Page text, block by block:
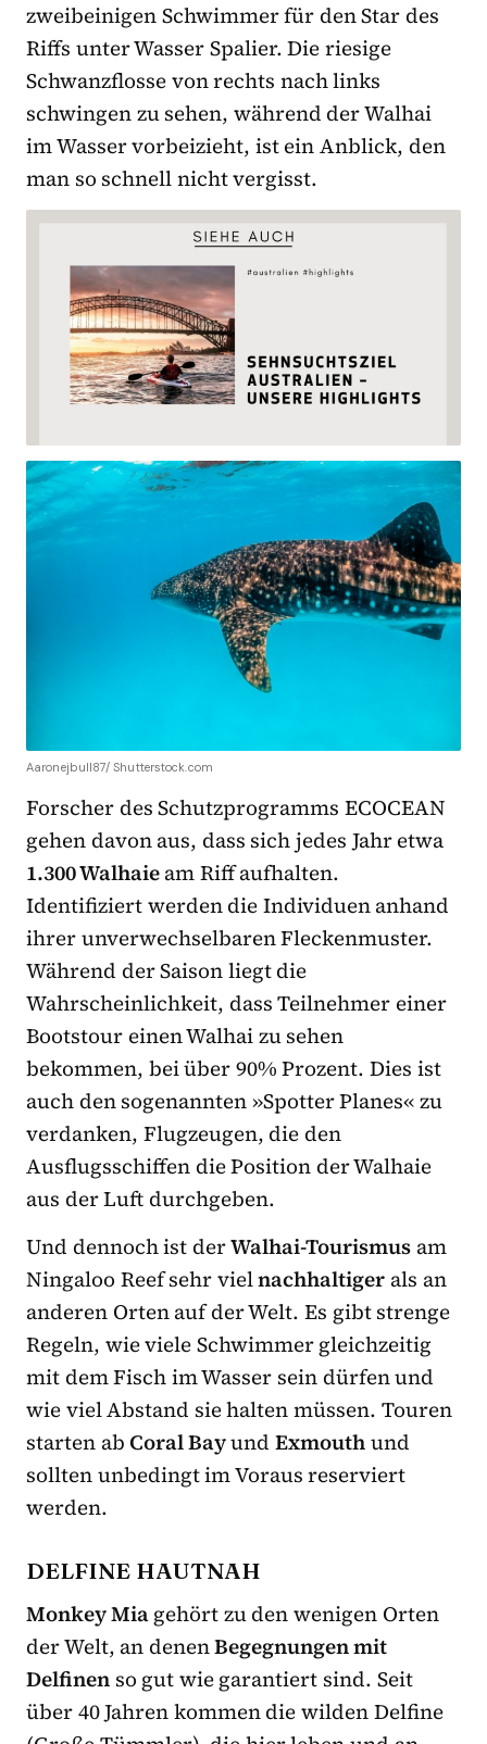
zweibeinigen Schwimmer für den Star des
Riffs unter Wasser Spalier. Die riesige
Schwanzflosse von rechts nach links
schwingen zu sehen, während der Walhai
im Wasser vorbeizieht, ist ein Anblick, den
man so schnell nicht vergisst.
Aaronejbull87/ Shutterstock.com
Forscher des Schutzprogramms ECOCEAN
gehen davon aus, dass sich jedes Jahr etwa
1.300 Walhaieam Riff aufhalten.
Identifiziert werden die Individuen anhand
ihrer unverwechselbaren Fleckenmuster.
Während der Saison liegt die
Wahrscheinlichkeit, dass Teilnehmer einer
Bootstour einen Walhai zu sehen
bekommen, bei über 90% Prozent. Dies ist
auch den sogenannten »Spotter Planes« zu
verdanken, Flugzeugen, die den
Ausflugsschiffen die Position der Walhaie
aus der Luft durchgeben.
Und dennoch ist derWalhai-Tourismus am
Ningaloo Reef sehr vielnachhaltiger als an
anderen Orten auf der Welt. Es gibt strenge
Regeln, wie viele Schwimmer gleichzeitig
mit dem Fisch im Wasser sein dürfen und
wie viel Abstand sie halten müssen. Touren
starten abCoral BayundExmouthund
sollten unbedingt im Voraus reserviert
werden.
DELFINE HAUTNAH
Monkey Miagehört zu den wenigen Orten
der Welt, an denenBegegnungen mit
Delfinen so gut wie garantiert sind. Seit
über 40 Jahren kommen die wilden Delfine